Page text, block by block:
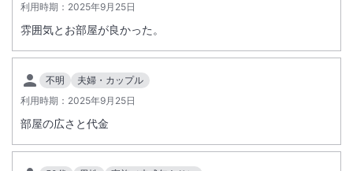
利用時期： 2025年9月25日
雰囲気とお部屋が良かった。
不明
夫婦・カップル
利用時期： 2025年9月25日
部屋の広さと代金